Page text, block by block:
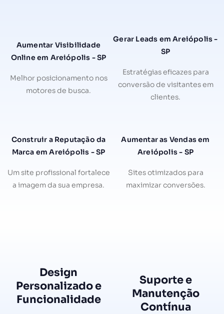
Aumentar Visibilidade
Online em Areiópolis - SP
Melhor posicionamento nos
motores de busca.
Gerar Leads em Areiópolis -
SP
Estratégias eficazes para
conversão de visitantes em
clientes.
Construir a Reputação da
Marca em Areiópolis - SP
Um site profissional fortalece
a imagem da sua empresa.
Aumentar as Vendas em
Areiópolis - SP
Sites otimizados para
maximizar conversões.
Design
Personalizado e
Funcionalidade
Suporte e
Manutenção
Contínua